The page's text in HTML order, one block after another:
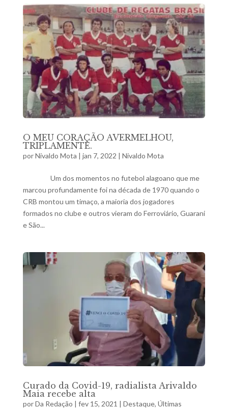
O MEU CORAÇÃO AVERMELHOU,
TRIPLAMENTE.
porNivaldo Mota | jan 7, 2022 | Nivaldo Mota
Um dos momentos no futebol alagoano que me
marcou profundamente foi na década de 1970 quando o
CRB montou um timaço, a maioria dos jogadores
formados no clube e outros vieram do Ferroviário, Guarani
e São...
Curado da Covid-19, radialista Arivaldo
Maia recebe alta
porDa Redação | fev 15, 2021 | Destaque, Últimas